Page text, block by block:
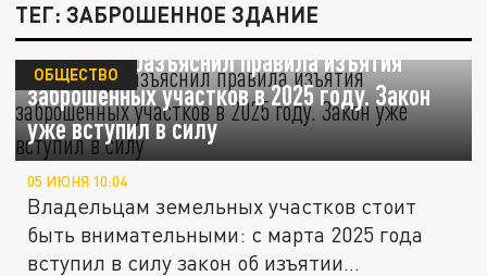
ТЕГ: ЗАБРОШЕННОЕ ЗДАНИЕ
Росреестр разъяснил правила изъятия
заброшенных участков в 2025 году. Закон
уже вступил в силу
ОБЩЕСТВО
05 ИЮНЯ 10:04
Владельцам земельных участков стоит
быть внимательными: с марта 2025 года
вступил в силу закон об изъятии...